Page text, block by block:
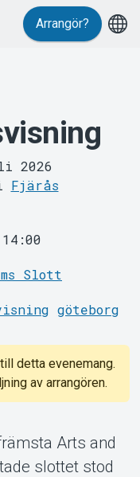
Arrangör?
2026
Fjärås
Slott
göteborg
detta evenemang.
av arrangören.
Arts and
slottet stod